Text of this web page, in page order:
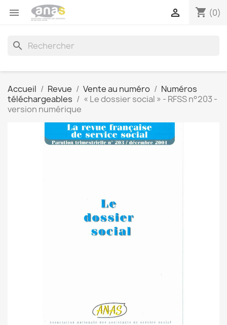
 shopping_cart (0)

search
Accueil Revue Vente au numéro
Numéros
téléchargeables
« Le dossier social » - RFSS n°203 -
version numérique